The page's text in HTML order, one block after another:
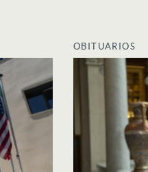
OBITUARIOS